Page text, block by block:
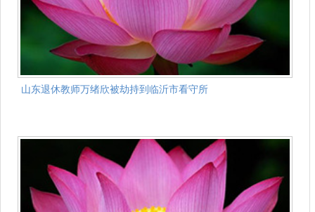
山东退休教师万绪欣被劫持到临沂市看守所